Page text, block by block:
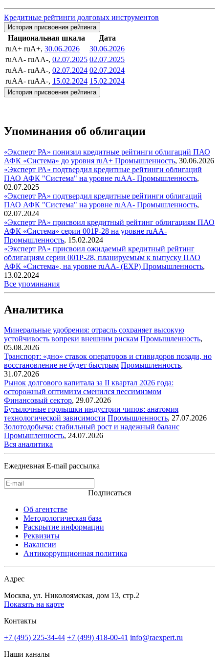
Кредитные рейтинги долговых инструментов
История присвоения рейтинга
Национальная шкала
Дата
ruA+ ruA+, 30.06.2026
30.06.2026
ruAA- ruAA-, 02.07.2025 02.07.2025
ruAA- ruAA-, 02.07.2024 02.07.2024
ruAA- ruAA-, 15.02.2024 15.02.2024
История присвоения рейтинга
Упоминания об облигации
«Эксперт РА» понизил кредитные рейтинги облигаций ПАО
АФК «Система» до уровня ruA+ Промышленность, 30.06.2026
«Эксперт РА» подтвердил кредитные рейтинги облигаций
ПАО АФК "Система" на уровне ruAA- Промышленность,
02.07.2025
«Эксперт РА» подтвердил кредитные рейтинги облигаций
ПАО АФК "Система" на уровне ruAA- Промышленность,
02.07.2024
«Эксперт РА» присвоил кредитный рейтинг облигациям ПАО
АФК «Система» серии 001Р-28 на уровне ruАA-
Промышленность, 15.02.2024
«Эксперт РА» присвоил ожидаемый кредитный рейтинг
облигациям серии 001Р-28, планируемым к выпуску ПАО
АФК «Система», на уровне ruАA- (EXP) Промышленность,
13.02.2024
Все упоминания
Аналитика
Минеральные удобрения: отрасль сохраняет высокую
устойчивость вопреки внешним рискам Промышленность,
05.08.2026
Транспорт: «дно» ставок операторов и стивидоров позади, но
восстановление не будет быстрым Промышленность,
31.07.2026
Рынок долгового капитала за II квартал 2026 года:
осторожный оптимизм сменился пессимизмом
Финансовый сектор, 29.07.2026
Бутылочные горлышки индустрии чипов: анатомия
технологической зависимости Промышленность, 27.07.2026
Золотодобыча: стабильный рост и надежный баланс
Промышленность, 24.07.2026
Вся аналитика
Ежедневная E-mail рассылка
Подписаться
Об агентстве
Методологическая база
Раскрытие информации
Реквизиты
Вакансии
Антикоррупционная политика
Адрес
Москва, ул. Николоямская, дом 13, стр.2
Показать на карте
Контакты
+7 (495) 225-34-44 +7 (499) 418-00-41 info@raexpert.ru
Наши каналы